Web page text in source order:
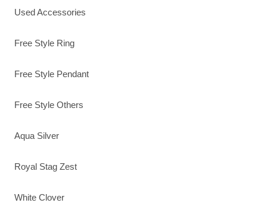
Used Accessories
Free Style Ring
Free Style Pendant
Free Style Others
Aqua Silver
Royal Stag Zest
White Clover